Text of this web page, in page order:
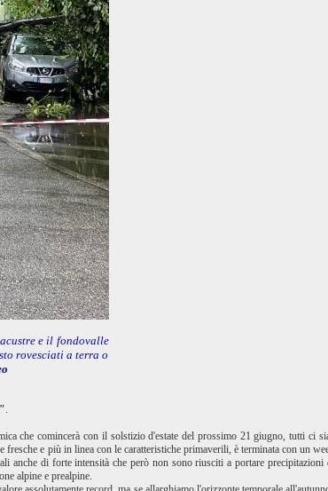
e il fondovalle
rovesciati a terra o
.
che comincerà con il solstizio d'estate del prossimo 21 giugno, tutti ci
e più in linea con le caratteristiche primaverili, è terminata con un
anche di forte intensità che però non sono riusciti a portare
alpine e prealpine.